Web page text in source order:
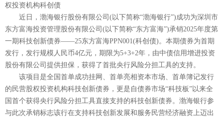
权投资机构科创债
近日，渤海银行股份有限公司(以下简称“渤海银行”)成功为深圳市
东方富海投资管理股份有限公司(以下简称“东方富海”)承销2025年度第
一期科技创新债券——25东方富海PPN001(科创债)。本期债券为首期
发行，发行规模人民币4亿元，期限为5+3+2年，由中债信用增进投资
股份有限公司提供担保，获得了首批央行风险分担工具的支持。
该项目是全国首单成功挂网、首单亮相资本市场、首单簿记发行
的民营股权投资机构科技创新债券，更是自债券市场“科技板”以来全
国首个获得央行风险分担工具直接支持的科技创新债券。渤海银行参
与此次承销标志该行在支持科技创新发展和服务民营经济融资上迈出